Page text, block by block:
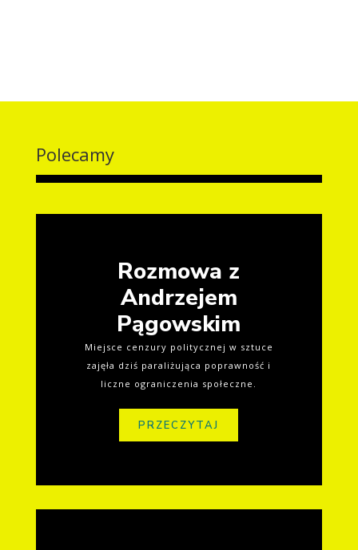
Polecamy
Rozmowa z
Andrzejem
Pągowskim
Miejsce cenzury politycznej w sztuce
zajęła dziś paraliżująca poprawność i
liczne ograniczenia społeczne.
PRZECZYTAJ